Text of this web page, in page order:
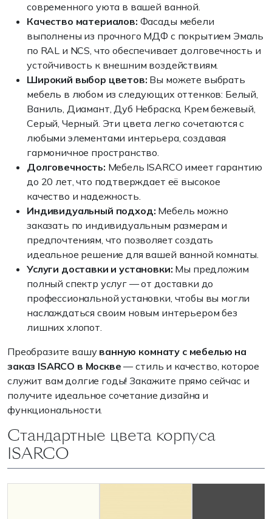
современного уюта в вашей ванной.
Качество материалов: Фасады мебели
выполнены из прочного МДФ с покрытием Эмаль
по RAL и NCS, что обеспечивает долговечность и
устойчивость к внешним воздействиям.
Широкий выбор цветов: Вы можете выбрать
мебель в любом из следующих оттенков: Белый,
Ваниль, Диамант, Дуб Небраска, Крем бежевый,
Серый, Черный. Эти цвета легко сочетаются с
любыми элементами интерьера, создавая
гармоничное пространство.
Долговечность: Мебель ISARCO имеет гарантию
до 20 лет, что подтверждает её высокое
качество и надежность.
Индивидуальный подход: Мебель можно
заказать по индивидуальным размерам и
предпочтениям, что позволяет создать
идеальное решение для вашей ванной комнаты.
Услуги доставки и установки: Мы предложим
полный спектр услуг — от доставки до
профессиональной установки, чтобы вы могли
наслаждаться своим новым интерьером без
лишних хлопот.
Преобразите вашу ванную комнату с мебелью на
заказ ISARCO в Москве — стиль и качество, которое
служит вам долгие годы! Закажите прямо сейчас и
получите идеальное сочетание дизайна и
функциональности.
Стандартные цвета корпуса
ISARCO